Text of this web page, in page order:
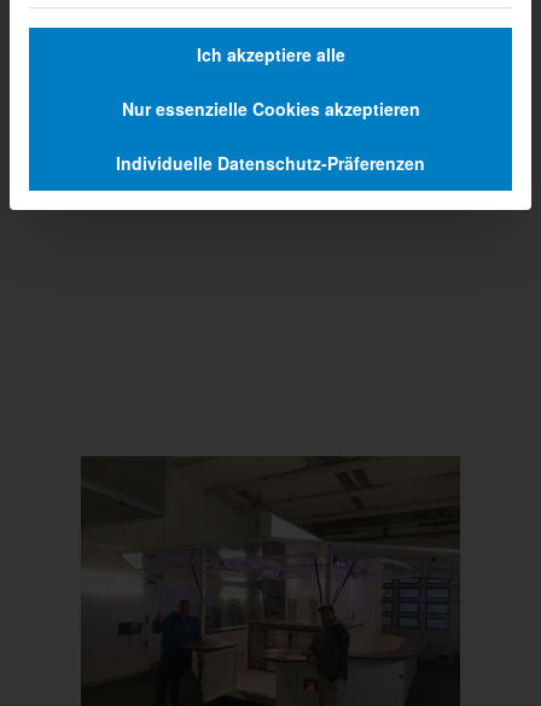
Prev Next
Ich akzeptiere alle
Nur essenzielle Cookies akzeptieren
Individuelle Datenschutz-Präferenzen